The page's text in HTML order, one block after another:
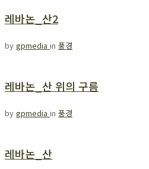
레바논_산2
by gpmedia in 풍경
레바논_산 위의 구름
by gpmedia in 풍경
레바논_산